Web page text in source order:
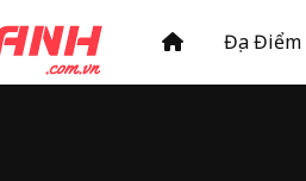
Địa Điểm